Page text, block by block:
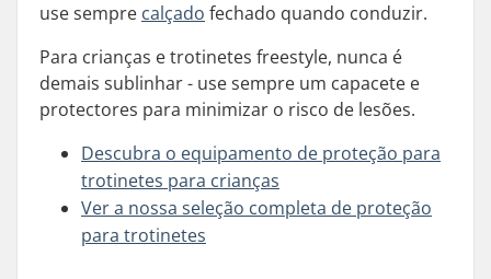
use sempre calçado fechado quando conduzir.
Para crianças e trotinetes freestyle, nunca é
demais sublinhar - use sempre um capacete e
protectores para minimizar o risco de lesões.
Descubra o equipamento de proteção para
trotinetes para crianças
Ver a nossa seleção completa de proteção
para trotinetes